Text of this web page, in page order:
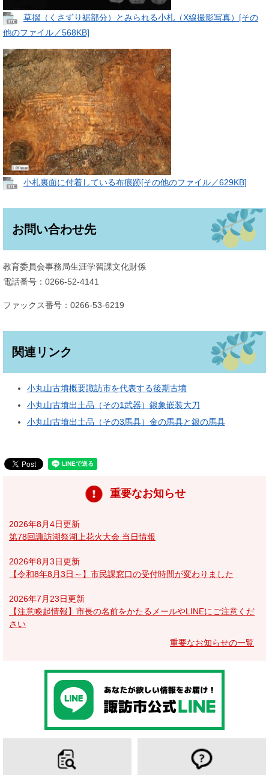
草摺（くさずり裾部分）とみられる小札（X線撮影写真）[その
他のファイル／568KB]
小札裏面に付着している布痕跡[その他のファイル／629KB]
お問い合わせ先
教育委員会事務局生涯学習課文化財係
電話番号：0266-52-4141
ファックス番号：0266-53-6219
関連リンク
小丸山古墳概要諏訪市を代表する後期古墳
小丸山古墳出土品（その1武器）銀象嵌装大刀
小丸山古墳出土品（その3馬具）金の馬具と銀の馬具
重要なお知らせ
2026年8月4日更新
第78回諏訪湖祭湖上花火大会 当日情報
2026年8月3日更新
【令和8年8月3日～】市民課窓口の受付時間が変わりました
2026年7月23日更新
【注意喚起情報】市長の名前をかたるメールやLINEにご注意くだ
さい
重要なお知らせの一覧